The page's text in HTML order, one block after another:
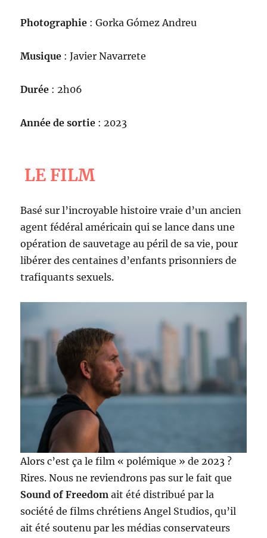
Photographie : Gorka Gómez Andreu
Musique : Javier Navarrete
Durée : 2h06
Année de sortie : 2023
LE FILM
Basé sur l’incroyable histoire vraie d’un ancien
agent fédéral américain qui se lance dans une
opération de sauvetage au péril de sa vie, pour
libérer des centaines d’enfants prisonniers de
trafiquants sexuels.
Alors c’est ça le film « polémique » de 2023 ?
Rires. Nous ne reviendrons pas sur le fait que
Sound of Freedom ait été distribué par la
société de films chrétiens Angel Studios, qu’il
ait été soutenu par les médias conservateurs